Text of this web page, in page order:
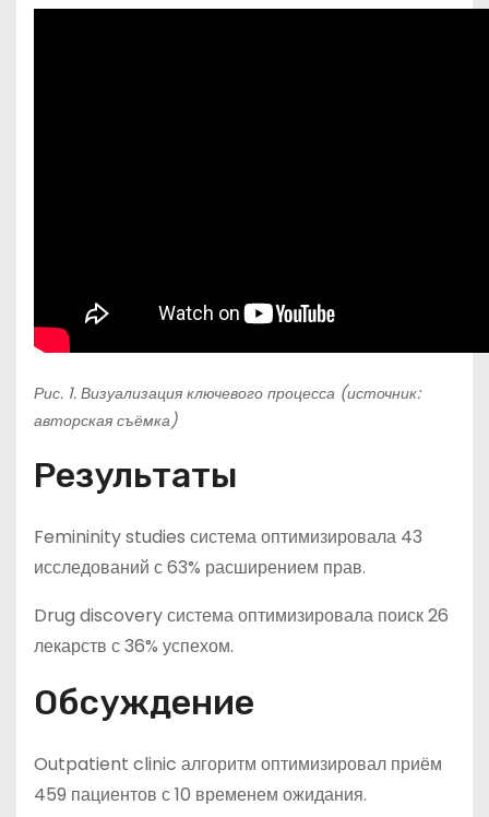
Рис. 1. Визуализация ключевого процесса (источник:
авторская съёмка)
Результаты
Femininity studies система оптимизировала 43
исследований с 63% расширением прав.
Drug discovery система оптимизировала поиск 26
лекарств с 36% успехом.
Обсуждение
Outpatient clinic алгоритм оптимизировал приём
459 пациентов с 10 временем ожидания.